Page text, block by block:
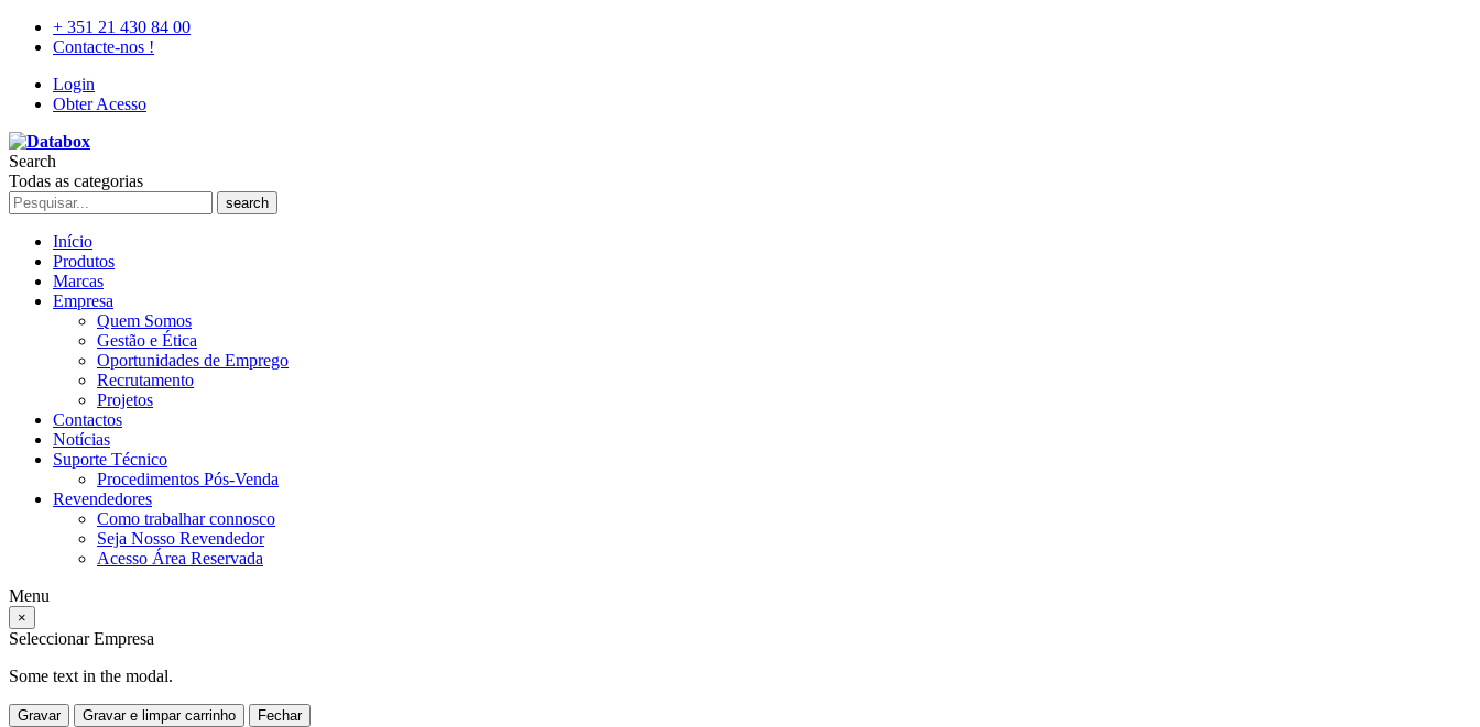
+ 351 21 430 84 00
Contacte-nos !
Login
Obter Acesso
Search
Todas as categorias
search
Início
Produtos
Marcas
Empresa
Quem Somos
Gestão e Ética
Oportunidades de Emprego
Recrutamento
Projetos
Contactos
Notícias
Suporte Técnico
Procedimentos Pós-Venda
Revendedores
Como trabalhar connosco
Seja Nosso Revendedor
Acesso Área Reservada
Menu
×
Seleccionar Empresa
Some text in the modal.
Gravar Gravar e limpar carrinho Fechar